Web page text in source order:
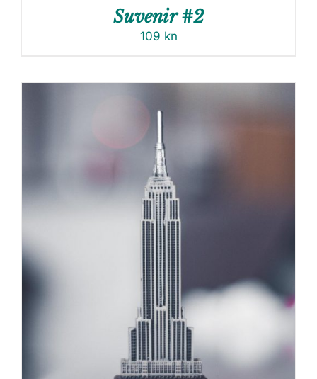
Suvenir #2
109 kn